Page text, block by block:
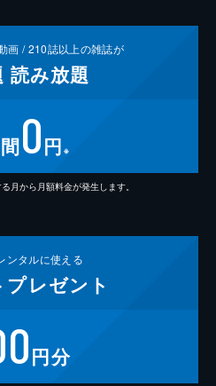
画 /210誌以上の雑誌が
読み放題
0円 ※
月から月額料金が発生します。
ンタルに使える
プレゼント
円分